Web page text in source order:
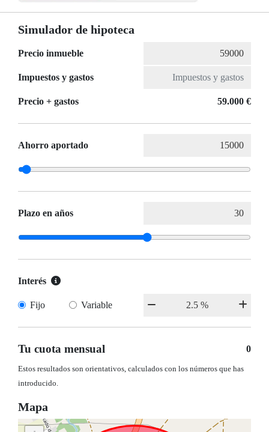
Simulador de hipoteca
Precio inmueble
Impuestos y gastos
Precio + gastos 59.000 €
Ahorro aportado
Plazo en años
Interés
Fijo Variable
Tu cuota mensual 0
Estos resultados son orientativos, calculados con los números que has
introducido.
Mapa